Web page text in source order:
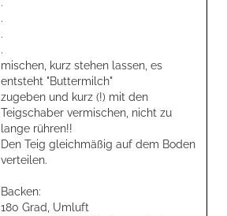
.
.
.
.
mischen, kurz stehen lassen, es
entsteht "Buttermilch"
zugeben und kurz (!) mit den
Teigschaber vermischen, nicht zu
lange rühren!!
Den Teig gleichmäßig auf dem Boden
verteilen.
Backen:
180 Grad, Umluft